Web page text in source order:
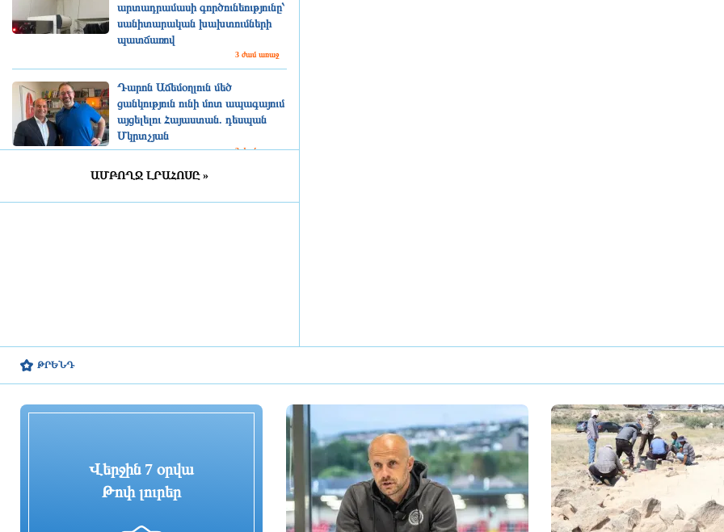
արտադրամասի գործունեությունը՝
սանիտարական խախտումների
պատճառով
3 ժամ առաջ
Դարոն Աճեմօղլուն մեծ
ցանկություն ունի մոտ ապագայում
այցելելու Հայաստան. դեսպան
Մկրտչյան
3 ժամ առաջ
Իրանական ընկերությունները
սկսել են Հայաստանում
վրա» զրուցելով Միշուստինի հետ
փոխգործակցությունը երրորդ
Հանդիպում Ղրղզստանի
ԱՄԲՈՂՋ ԼՐԱՀՈՍԸ »
ԹՐԵՆԴ
Վերջին 7 օրվա
Թոփ լուրեր